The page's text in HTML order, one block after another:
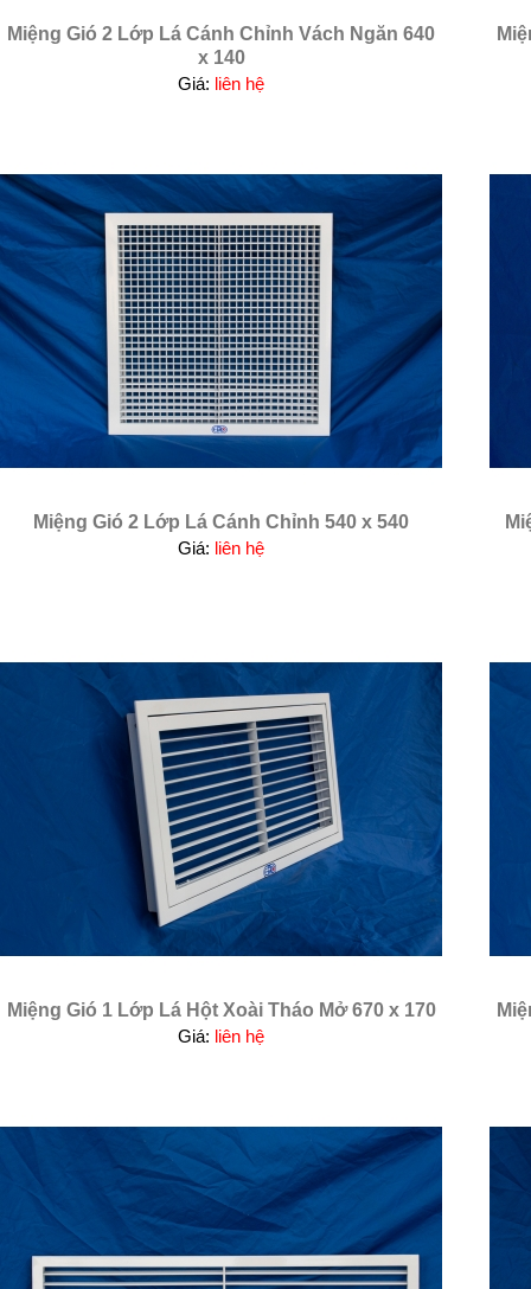
Miệng Gió 2 Lớp Lá Cánh Chỉnh Vách Ngăn 640
x 140
Giá: liên hệ
Miệng Gió 2 Lớp Lá Cánh Chỉnh 540 x 540
Giá: liên hệ
Miệng Gió 1 Lớp Lá Hột Xoài Tháo Mở 670 x 170
Giá: liên hệ